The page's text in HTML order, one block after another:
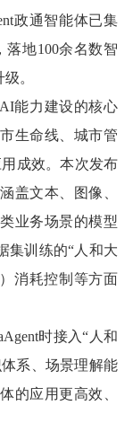
政通智能体已集
落地100余名数智
。
能力建设的核心
生命线、城市管
成效。本次发布
盖文本、图像、
业务场景的模型
集训练的“人和大
消耗控制等方面
时接入“人和
系、场景理解能
的应用更高效、